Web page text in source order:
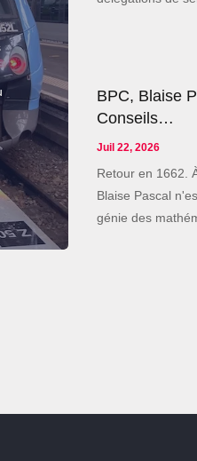
BPC, Blaise
Conseils…
Juil 22, 2026
Retour en 1662.
Blaise Pascal
génie des